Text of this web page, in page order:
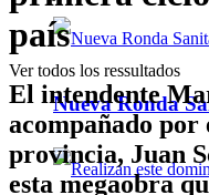
Nueva Ronda
Ver todos los ressultados
país
El intendente
acompañado por
provincia, Juan
esta megaobra